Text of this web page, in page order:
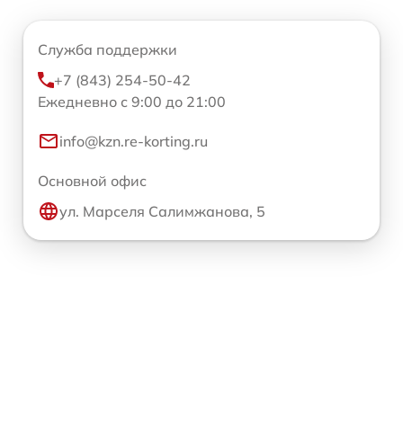
Служба поддержки
+7 (843) 254-50-42
Ежедневно с 9:00 до 21:00
info@kzn.re-korting.ru
Основной офис
ул. Марселя Салимжанова, 5